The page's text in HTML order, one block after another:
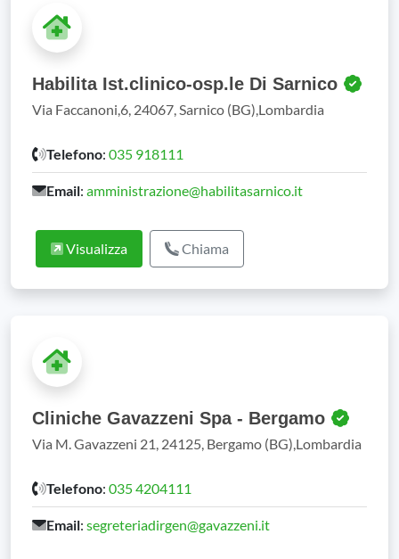
Habilita Ist.clinico-osp.le Di Sarnico
Via Faccanoni,6, 24067, Sarnico (BG),Lombardia
Telefono: 035 918111
Email: amministrazione@habilitasarnico.it
Visualizza Chiama
Cliniche Gavazzeni Spa - Bergamo
Via M. Gavazzeni 21, 24125, Bergamo (BG),Lombardia
Telefono: 035 4204111
Email: segreteriadirgen@gavazzeni.it